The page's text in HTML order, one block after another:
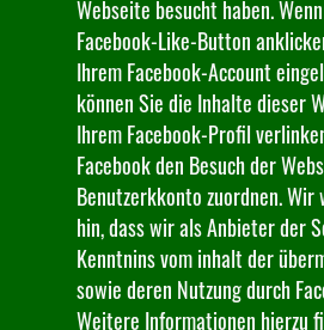
Webseite besucht haben.
Facebook-Like-Button
Ihrem Facebook-Account
können Sie die Inhalte dieser
Ihrem Facebook-Profil
Facebook den Besuch der
Benutzerkkonto zuordnen. Wir
hin, dass wir als Anbieter der
Kenntnins vom inhalt der
sowie deren Nutzung durch
Weitere Informationen hierzu